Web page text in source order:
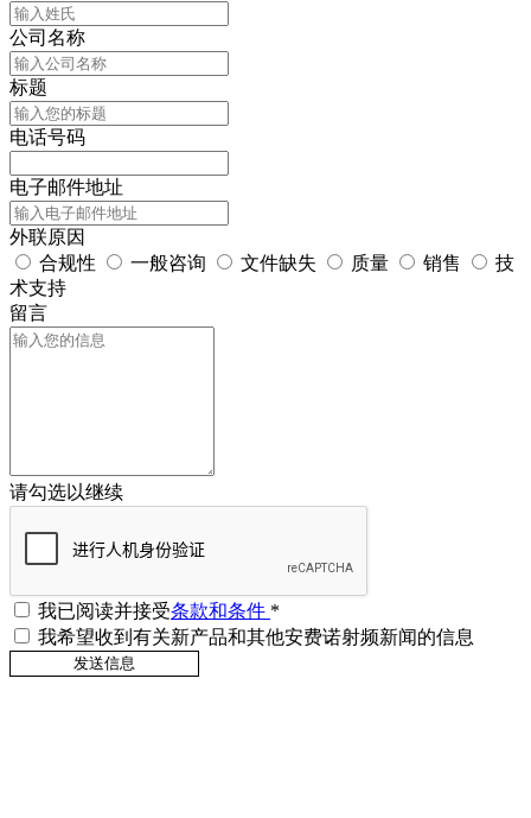
公司名称
标题
电话号码
电子邮件地址
外联原因
合规性
一般咨询 文件缺失 质量 销售
技
术支持
留言
请勾选以继续
我已阅读并接受条款和条件 *
我希望收到有关新产品和其他安费诺射频新闻的信息